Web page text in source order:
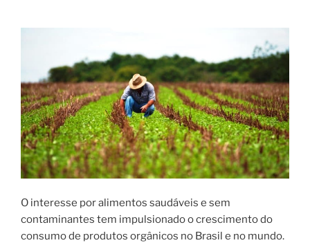
O interesse por alimentos saudáveis e sem
contaminantes tem impulsionado o crescimento do
consumo de produtos orgânicos no Brasil e no mundo.